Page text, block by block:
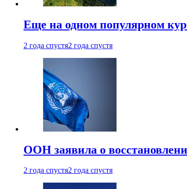
Еще на одном популярном
2 года спустя2 года спустя
ООН заявила о
2 года спустя2 года спустя